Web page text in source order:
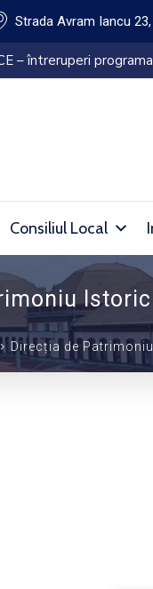
Strada Avram Iancu
Lucrări de
Consiliul Local
Direcția de